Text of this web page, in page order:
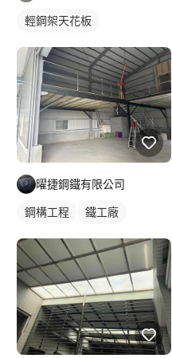
輕鋼架天花板
曜捷鋼鐵有限公司
鋼構工程 鐵工廠